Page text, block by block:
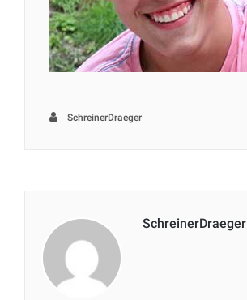
SchreinerDraeger
SchreinerDraeger